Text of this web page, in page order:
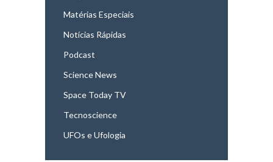
Matérias Especiais
Notícias Rápidas
Podcast
Science News
Space Today TV
Tecnoscience
UFOs e Ufologia